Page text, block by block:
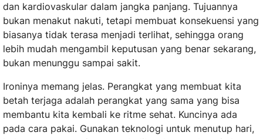
dan kardiovaskular dalam jangka panjang. Tujuannya
bukan menakut nakuti, tetapi membuat konsekuensi yang
biasanya tidak terasa menjadi terlihat, sehingga orang
lebih mudah mengambil keputusan yang benar sekarang,
bukan menunggu sampai sakit.
Ironinya memang jelas. Perangkat yang membuat kita
betah terjaga adalah perangkat yang sama yang bisa
membantu kita kembali ke ritme sehat. Kuncinya ada
pada cara pakai. Gunakan teknologi untuk menutup hari,